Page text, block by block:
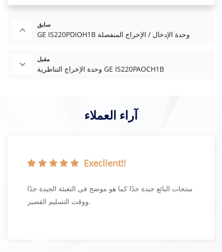
سابق
GE IS220PDIOH1B وحدة الإدخال / الإخراج المنفصلة
مقبل
وحدة الإخراج التناظرية GE IS220PAOCH1B
آراء العملاء
Execllent!!
منتجات البائع جيدة جدًا كما هو موضح في التعبئة الجيدة جدًا
ووقت التسليم القصير.